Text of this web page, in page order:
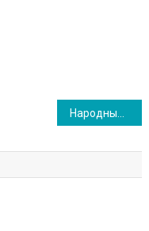
Народные символы России